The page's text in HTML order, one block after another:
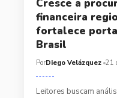
Cresce a
financeira
fortalece
Brasil
PorDiego Velázquez 21
Leitores buscam